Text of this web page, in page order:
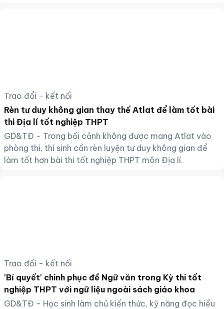
Trao đổi - kết nối
Rèn tư duy không gian thay thế Atlat để làm tốt bài
thi Địa lí tốt nghiệp THPT
GD&TĐ - Trong bối cảnh không được mang Atlat vào
phòng thi, thí sinh cần rèn luyện tư duy không gian để
làm tốt hơn bài thi tốt nghiệp THPT môn Địa lí.
Trao đổi - kết nối
'Bí quyết' chinh phục đề Ngữ văn trong Kỳ thi tốt
nghiệp THPT với ngữ liệu ngoài sách giáo khoa
GD&TĐ - Học sinh làm chủ kiến thức, kỹ năng đọc hiểu